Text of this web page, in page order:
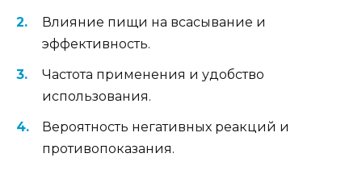
Влияние пищи на всасывание и
эффективность.
Частота применения и удобство
использования.
Вероятность негативных реакций и
противопоказания.